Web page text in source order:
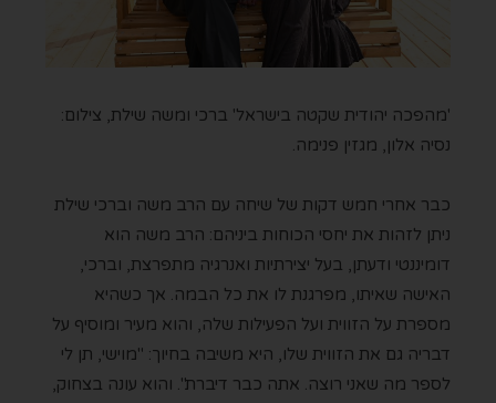
'מהפכה יהודית שקטה בישראל' ברכי ומשה שילת, צילום:
נסיה אלון, מגזין פנימה.
כבר אחרי חמש דקות של שיחה עם הרב משה וברכי שילת
ניתן לזהות את יחסי הכוחות ביניהם: הרב משה הוא
דומיננטי ודעתן, בעל יצירתיות ואנרגיה מתפרצת, וברכי,
האישה שאיתו, מפרגנת לו את כל הבמה. אך כשהיא
מספרת על הזווית ועל הפעילות שלה, והוא מעיר ומוסיף על
דבריה גם את הזווית שלו, היא משיבה בחיוך: "מוישי, תן לי
לספר מה שאני רוצה. אתה כבר דיברת". והוא עונה בצחוק,